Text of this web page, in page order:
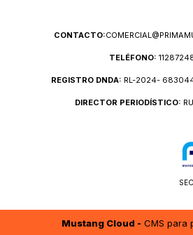
CONTACTO:
TELÉFONO:
REGISTRO DNDA: RL-2024-
DIRECTOR PERIODÍSTICO:
Mustang Cloud - CMS para